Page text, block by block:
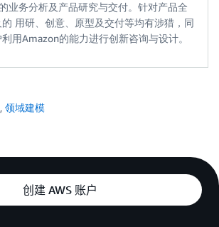
业务分析及产品研究与交付。针对产品全
用研、创意、原型及交付等均有涉猎，同
用Amazon的能力进行创新咨询与设计。
, 领域建模
创建 AWS 账户